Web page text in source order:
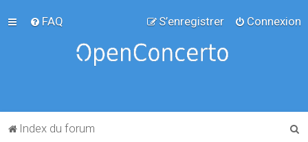
FAQ Connexion
S’enregistrer
Index du forum